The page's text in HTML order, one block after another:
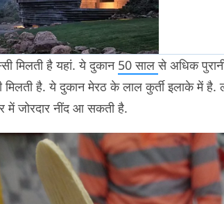
मिलती है यहां. ये दुकान 50 सालसे अधिक
मिलती है. ये दुकान मेरठ के लाल कुर्ती इलाके में
में जोरदार नींद आ सकती है.